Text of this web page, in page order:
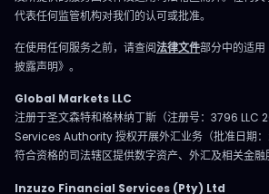
代表任何监管机构对我们的认可或批准。
在使用任何服务之前，请查阅法律文件部分中的适
披露声明》。
Global Markets LLC
注册于圣文森特和格林纳丁斯（注册号：3796
Services Authority 授权开展外汇业务（批准日期
符合资格的司法辖区提供数字资产、外汇及相关金融
Inzuzo Financial Services (Pty) Ltd